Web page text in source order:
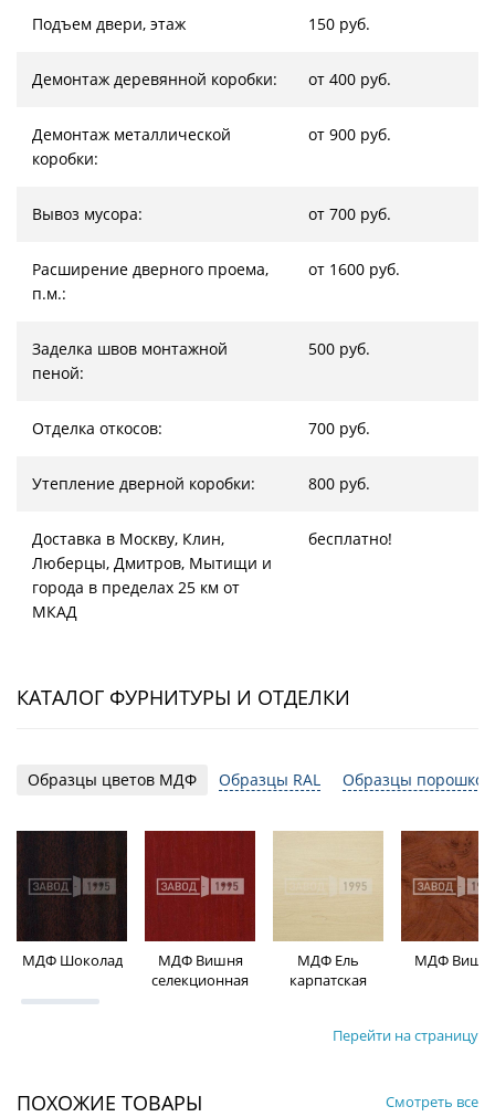
Подъем двери, этаж 150 руб.
Демонтаж деревянной коробки: от 400 руб.
Демонтаж металлической
коробки:
от 900 руб.
Вывоз мусора: от 700 руб.
Расширение дверного проема,
п.м.:
от 1600 руб.
Заделка швов монтажной
пеной:
500 руб.
Отделка откосов: 700 руб.
Утепление дверной коробки: 800 руб.
Доставка в Москву, Клин,
Люберцы, Дмитров, Мытищи и
города в пределах 25 км от
МКАД
бесплатно!
КАТАЛОГ ФУРНИТУРЫ И ОТДЕЛКИ
Образцы цветов МДФ Образцы RAL Образцы
МДФ Шоколад
МДФ Вишня
селекционная
МДФ Ель
карпатская
МДФ
Перейти на страницу
ПОХОЖИЕ ТОВАРЫ Смотреть все